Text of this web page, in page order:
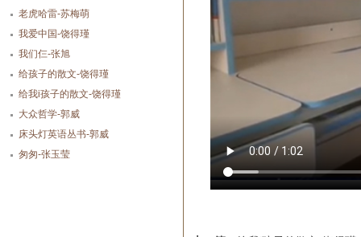
老虎哈雷-苏梅萌
我爱中国-饶得瑾
我们仨-张旭
给孩子的散文-饶得瑾
给我i孩子的散文-饶得瑾
大众哲学-郭威
床头灯英语丛书-郭威
匆匆-张玉莹